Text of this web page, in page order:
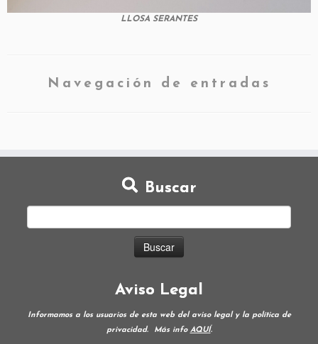
LLOSA SERANTES
Navegación de entradas
Buscar
Aviso Legal
Informamos a los usuarios de esta web del aviso legal y la política de
privacidad.
Más info AQUÍ.